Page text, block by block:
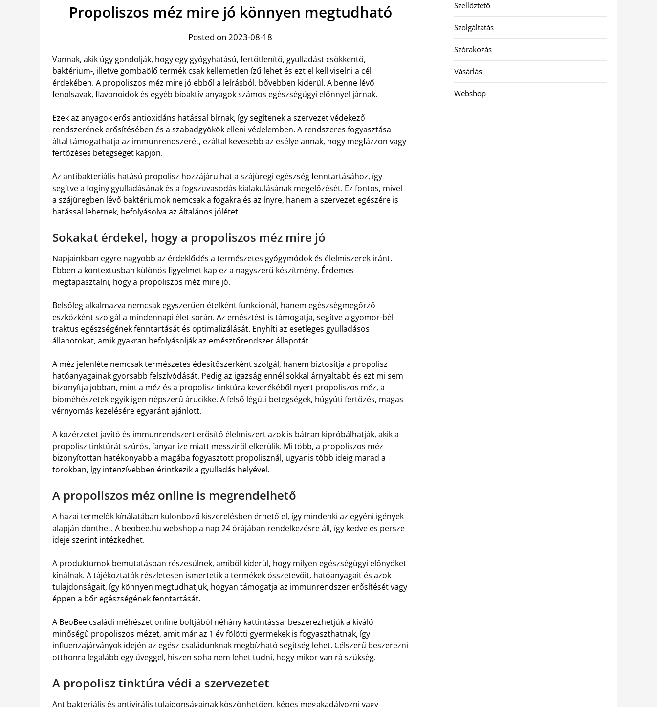
Propoliszos méz mire jó könnyen megtudható
Posted on 2023-08-18
Vannak, akik úgy gondolják, hogy egy gyógyhatású, fertőtlenítő, gyulladást csökkentő,
baktérium-, illetve gombaölő termék csak kellemetlen ízű lehet és ezt el kell viselni a cél
érdekében. A propoliszos méz mire jó ebből a leírásból, bővebben kiderül. A benne lévő
fenolsavak, flavonoidok és egyéb bioaktív anyagok számos egészségügyi előnnyel járnak.
Ezek az anyagok erős antioxidáns hatással bírnak, így segítenek a szervezet védekező
rendszerének erősítésében és a szabadgyökök elleni védelemben. A rendszeres fogyasztása
által támogathatja az immunrendszerét, ezáltal kevesebb az esélye annak, hogy megfázzon vagy
fertőzéses betegséget kapjon.
Az antibakteriális hatású propolisz hozzájárulhat a szájüregi egészség fenntartásához, így
segítve a fogíny gyulladásának és a fogszuvasodás kialakulásának megelőzését. Ez fontos, mivel
a szájüregben lévő baktériumok nemcsak a fogakra és az ínyre, hanem a szervezet egészére is
hatással lehetnek, befolyásolva az általános jólétet.
Sokakat érdekel, hogy a propoliszos méz mire jó
Napjainkban egyre nagyobb az érdeklődés a természetes gyógymódok és élelmiszerek iránt.
Ebben a kontextusban különös figyelmet kap ez a nagyszerű készítmény. Érdemes
megtapasztalni, hogy a propoliszos méz mire jó.
Belsőleg alkalmazva nemcsak egyszerűen ételként funkcionál, hanem egészségmegőrző
eszközként szolgál a mindennapi élet során. Az emésztést is támogatja, segítve a gyomor-bél
traktus egészségének fenntartását és optimalizálását. Enyhíti az esetleges gyulladásos
állapotokat, amik gyakran befolyásolják az emésztőrendszer állapotát.
A méz jelenléte nemcsak természetes édesítőszerként szolgál, hanem biztosítja a propolisz
hatóanyagainak gyorsabb felszívódását. Pedig az igazság ennél sokkal árnyaltabb és ezt mi sem
bizonyítja jobban, mint a méz és a propolisz tinktúra keverékéből nyert propoliszos méz, a
bioméhészetek egyik igen népszerű árucikke. A felső légúti betegségek, húgyúti fertőzés, magas
vérnyomás kezelésére egyaránt ajánlott.
A közérzetet javító és immunrendszert erősítő élelmiszert azok is bátran kipróbálhatják, akik a
propolisz tinktúrát szúrós, fanyar íze miatt messziről elkerülik. Mi több, a propoliszos méz
bizonyítottan hatékonyabb a magába fogyasztott propolisznál, ugyanis több ideig marad a
torokban, így intenzívebben érintkezik a gyulladás helyével.
A propoliszos méz online is megrendelhető
A hazai termelők kínálatában különböző kiszerelésben érhető el, így mindenki az egyéni igények
alapján dönthet. A beobee.hu webshop a nap 24 órájában rendelkezésre áll, így kedve és persze
ideje szerint intézkedhet.
A produktumok bemutatásban részesülnek, amiből kiderül, hogy milyen egészségügyi előnyöket
kínálnak. A tájékoztatók részletesen ismertetik a termékek összetevőit, hatóanyagait és azok
tulajdonságait, így könnyen megtudhatjuk, hogyan támogatja az immunrendszer erősítését vagy
éppen a bőr egészségének fenntartását.
A BeoBee családi méhészet online boltjából néhány kattintással beszerezhetjük a kiváló
minőségű propoliszos mézet, amit már az 1 év fölötti gyermekek is fogyaszthatnak, így
influenzajárványok idején az egész családunknak megbízható segítség lehet. Célszerű beszerezni
otthonra legalább egy üveggel, hiszen soha nem lehet tudni, hogy mikor van rá szükség.
A propolisz tinktúra védi a szervezetet
Antibakteriális és antivirális tulajdonságainak köszönhetően, képes megakadályozni vagy
Szellőztető
Szolgáltatás
Szórakozás
Vásárlás
Webshop